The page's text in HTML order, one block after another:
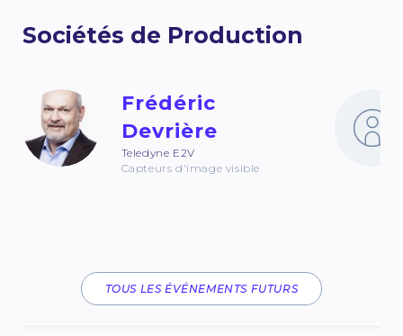
Sociétés de Production
Frédéric
Devrière
Teledyne E2V
Capteurs d'image visible
TOUS LES ÉVÉNEMENTS FUTURS